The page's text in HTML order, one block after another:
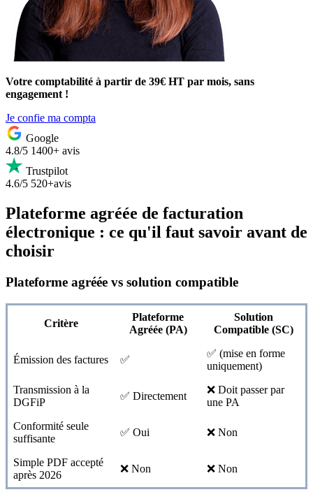
Votre comptabilité à partir de 39€ HT par mois, sans
engagement !
Je confie ma compta
Google
4.8/5 1400+ avis
Trustpilot
4.6/5 520+avis
Plateforme agréée de facturation
électronique : ce qu'il faut savoir avant de
choisir
Plateforme agréée vs solution compatible
Critère
Plateforme
Agréée (PA)
Solution
Compatible (SC)
Émission des factures ✅
✅ (mise en forme
uniquement)
Transmission à la
DGFiP
✅ Directement
❌ Doit passer par
une PA
Conformité seule
suffisante
✅ Oui ❌ Non
Simple PDF accepté
après 2026
❌ Non ❌ Non